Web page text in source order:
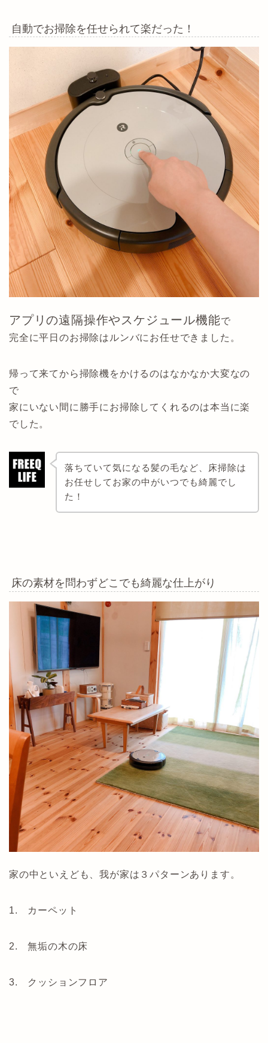
自動でお掃除を任せられて楽だった！
アプリの遠隔操作やスケジュール機能で
完全に平日のお掃除はルンバにお任せできました。
帰って来てから掃除機をかけるのはなかなか大変なの
で
家にいない間に勝手にお掃除してくれるのは本当に楽
でした。
落ちていて気になる髪の毛など、床掃除は
お任せしてお家の中がいつでも綺麗でし
た！
床の素材を問わずどこでも綺麗な仕上がり
家の中といえども、我が家は３パターンあります。
1. カーペット
2. 無垢の木の床
3. クッションフロア